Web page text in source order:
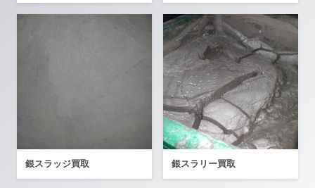
銀スラッジ買取 銀スラリー買取